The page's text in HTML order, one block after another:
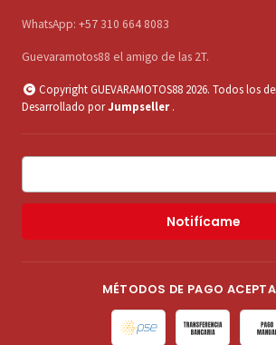
WhatsApp: +57 310 664 8083
Guevaramotos88 el amigo de las 2T.
Copyright GUEVARAMOTOS88 2026. Todos los
Desarrollado porJumpseller .
Notifícame
MÉTODOS DE PAGO